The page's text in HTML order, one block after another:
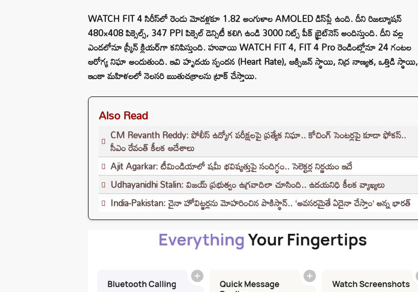
WATCH FIT 4 సిరీస్‌లో రెండు మోడళ్లకూ 1.82 అంగుళాల AMOLED డిస్‌ప్లే ఉంది. దీని రిజల్యూషన్
480×408 పిక్సెల్స్, 347 PPI పిక్సెల్ డెన్సిటీ కలిగి ఉండి 3000 నిట్స్ పీక్ బ్రైట్‌నెస్ అందిస్తుంది. దీని వల్ల
ఎండలోనూ స్క్రీన్ క్లియర్‌గా కనిపిస్తుంది. హువాయి WATCH FIT 4, FIT 4 Pro రెండింట్లోనూ 24 గంటల
ఆరోగ్య నిఘా అందుతుంది. ఇవి హృదయ స్పందన (Heart Rate), ఆక్సిజన్ స్థాయి, నిద్ర నాణ్యత, ఒత్తిడి స్థాయి,
ఇంకా మహిళలలో నెలసరి ఋతుచక్రాలను ట్రాక్ చేస్తాయి.
Also Read
CM Revanth Reddy: పోలీస్ ఉద్యోగ పరీక్షలపై ప్రత్యేక నిఘా.. కోచింగ్ సెంటర్లపై కూడా ఫోకస్..
సీఎం రేవంత్ కీలక ఆదేశాలు
Ajit Agarkar: టీమిండియాలో షమీ భవిష్యత్తుపై సందిగ్ధం.. సెలెక్టర్ల నిర్ణయం ఇదే
Udhayanidhi Stalin: విజయ్ ప్రభుత్వం ఉగ్రవాదిలా చూసింది.. ఉదయనిధి కీలక వ్యాఖ్యలు
India-Pakistan: చైనా హోవిట్జర్లను మోహరించిన పాకిస్థాన్.. ‘అవసరమైతే ఏదైనా చేస్తాం’ అన్న భారత్